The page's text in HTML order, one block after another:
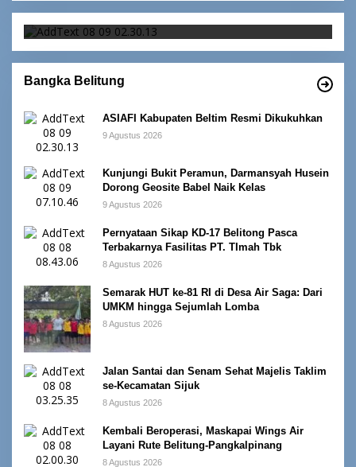
Bangka Belitung
ASIAFI Kabupaten Beltim Resmi Dikukuhkan
9 Agustus 2026
Kunjungi Bukit Peramun, Darmansyah Husein
Dorong Geosite Babel Naik Kelas
9 Agustus 2026
Pernyataan Sikap KD-17 Belitong Pasca
Terbakarnya Fasilitas PT. TImah Tbk
8 Agustus 2026
Semarak HUT ke-81 RI di Desa Air Saga: Dari
UMKM hingga Sejumlah Lomba
8 Agustus 2026
Jalan Santai dan Senam Sehat Majelis Taklim
se-Kecamatan Sijuk
8 Agustus 2026
Kembali Beroperasi, Maskapai Wings Air
Layani Rute Belitung-Pangkalpinang
8 Agustus 2026